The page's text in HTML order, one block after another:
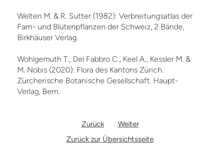
Welten M. & R. Sutter (1982): Verbreitungsatlas der
Farn- und Blütenpflanzen der Schweiz, 2 Bände,
Birkhäuser Verlag.
Wohlgemuth T., Del Fabbro C., Keel A., Kessler M. &
M. Nobis (2020): Flora des Kantons Zürich.
Zürcherische Botanische Gesellschaft. Haupt-
Verlag, Bern.
Zurück
Weiter
Zurück zur Übersichtsseite